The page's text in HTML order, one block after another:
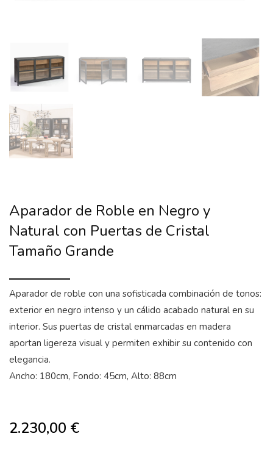
Aparador de Roble en Negro y
Natural con Puertas de Cristal
Tamaño Grande
Aparador de roble con una sofisticada combinación de tonos:
exterior en negro intenso y un cálido acabado natural en su
interior. Sus puertas de cristal enmarcadas en madera
aportan ligereza visual y permiten exhibir su contenido con
elegancia.
Ancho: 180cm, Fondo: 45cm, Alto: 88cm
2.230,00 €